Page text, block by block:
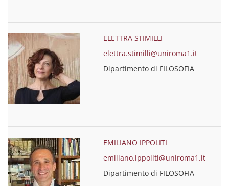
ELETTRA STIMILLI
elettra.stimilli@uniroma1.it
Dipartimento di FILOSOFIA
EMILIANO IPPOLITI
emiliano.ippoliti@uniroma1.it
Dipartimento di FILOSOFIA